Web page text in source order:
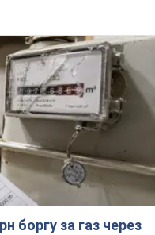
боргу за газ через